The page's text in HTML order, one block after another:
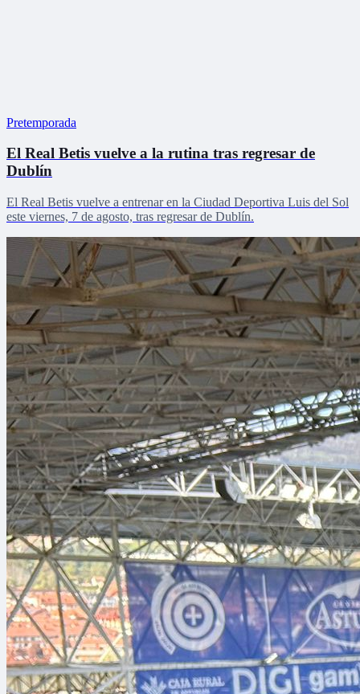
Pretemporada
El Real Betis vuelve a la rutina tras regresar de
Dublín
El Real Betis vuelve a entrenar en la Ciudad Deportiva Luis del Sol
este viernes, 7 de agosto, tras regresar de Dublín.